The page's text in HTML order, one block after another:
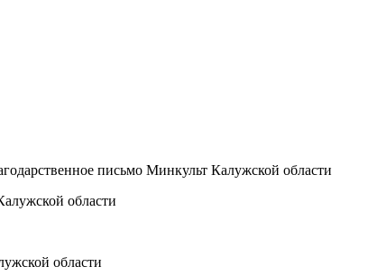
письмо Минкульт Калужской области
области